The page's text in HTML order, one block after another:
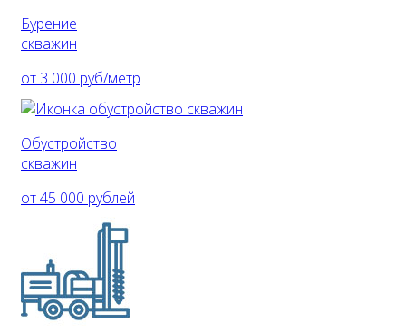
Бурение
скважин
от 3 000 руб/метр
Обустройство
скважин
от 45 000 рублей